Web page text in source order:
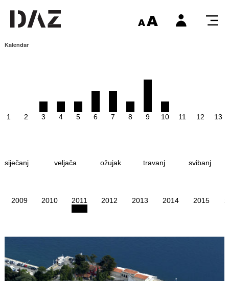
Kalendar
1 2 3 4 5 6 7 8 9 10 11 12 13
siječanj veljača ožujak travanj svibanj
2009 2010 2011 2012 2013 2014 2015